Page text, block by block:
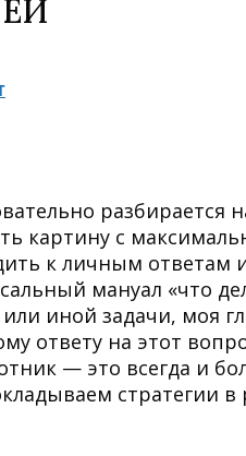
разбирается
картину с
к личным ответам
мануал «что
иной задачи, моя
ответу на этот
— это всегда и
стратегии в